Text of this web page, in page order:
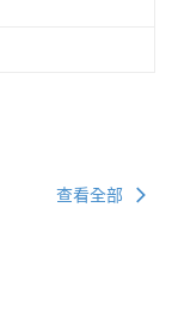
查看全部